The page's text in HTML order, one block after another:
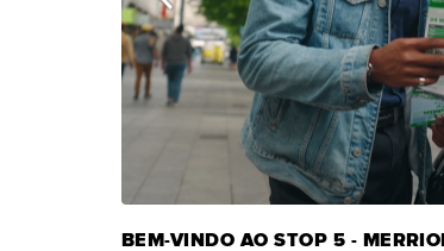
BEM-VINDO AO STOP 5 -